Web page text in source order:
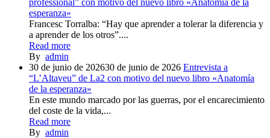
professional” con motivo del nuevo libro «Anatomía de la
esperanza»
Francesc Torralba: “Hay que aprender a tolerar la diferencia y
a aprender de los otros”....
Read more
By admin
30 de junio de 202630 de junio de 2026 Entrevista a
“L’Altaveu” de La2 con motivo del nuevo libro «Anatomía
de la esperanza»
En este mundo marcado por las guerras, por el encarecimiento
del coste de la vida,...
Read more
By admin